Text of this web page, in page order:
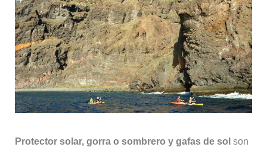
Protector solar, gorra o sombrero y gafas de sol son